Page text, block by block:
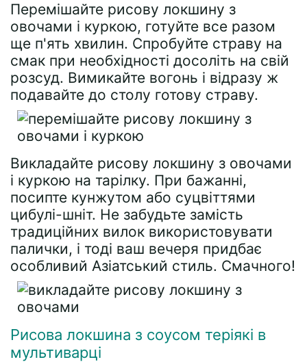
Перемішайте рисову локшину з
овочами і куркою, готуйте все разом
ще п'ять хвилин. Спробуйте страву на
смак при необхідності досоліть на свій
розсуд. Вимикайте вогонь і відразу ж
подавайте до столу готову страву.
Викладайте рисову локшину з овочами
і куркою на тарілку. При бажанні,
посипте кунжутом або суцвіттями
цибулі-шніт. Не забудьте замість
традиційних вилок використовувати
палички, і тоді ваш вечеря придбає
особливий Азіатський стиль. Смачного!
Рисова локшина з соусом теріякі в
мультиварці